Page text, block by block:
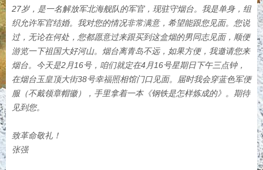
27岁，是一名解放军北海舰队的军官，现驻守烟台。我是单身，组
织允许军官结婚。我对您的情况非常满意，希望能跟您见面。您说
过，无论在何处，您都愿意过来跟买到这盒烟的男同志见面，顺便
游览一下祖国大好河山。烟台离青岛不远，如果方便，我邀请您来
烟台。今天是2月16号，咱们就定在4月16号星期日下午三点钟，
在烟台玉皇顶大街38号幸福照相馆门口见面。届时我会穿蓝色军便
服（不戴领章帽徽），手里拿着一本《钢铁是怎样炼成的》。期待
见到您。
致革命敬礼！
张强